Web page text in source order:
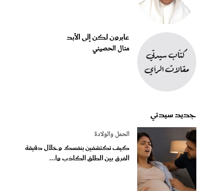
عابرون لكن إلى الأبد
منال الحصيني
جديد سيدتي
الحمل والولادة
كيف تكتشفين بنفسك وخلال دقيقة
الفرق بين الطلق الكاذب وا...